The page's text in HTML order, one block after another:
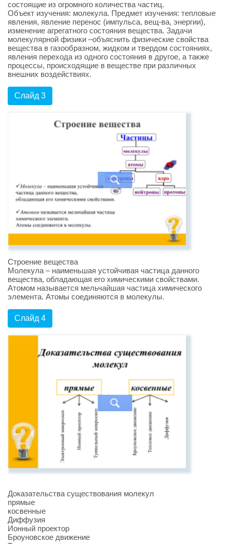
состоящие из огромного количества частиц.
Объект изучения: молекула. Предмет изучения: тепловые
явления, явление перенос (импульса, вещ-ва, энергии),
изменение агрегатного состояния вещества. Задачи
молекулярной физики –объяснить физические свойства
вещества в газообразном, жидком и твердом состояниях,
явления перехода из одного состояния в другое, а также
процессы, происходящие в веществе при различных
внешних воздействиях.
Слайд 3
Строение вещества
Молекула – наименьшая устойчивая частица данного
вещества, обладающая его химическими свойствами.
Атомом называется мельчайшая частица химического
элемента. Атомы соединяются в молекулы.
Слайд 4
Доказательства существования молекул
прямые
косвенные
Диффузия
Ионный проектор
Броуновское движение